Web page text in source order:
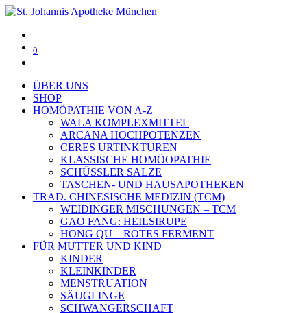
0
ÜBER UNS
SHOP
HOMÖPATHIE VON A-Z
WALA KOMPLEXMITTEL
ARCANA HOCHPOTENZEN
CERES URTINKTUREN
KLASSISCHE HOMÖOPATHIE
SCHÜSSLER SALZE
TASCHEN- UND HAUSAPOTHEKEN
TRAD. CHINESISCHE MEDIZIN (TCM)
WEIDINGER MISCHUNGEN – TCM
GAO FANG: HEILSIRUPE
HONG QU – ROTES FERMENT
FÜR MUTTER UND KIND
KINDER
KLEINKINDER
MENSTRUATION
SÄUGLINGE
SCHWANGERSCHAFT